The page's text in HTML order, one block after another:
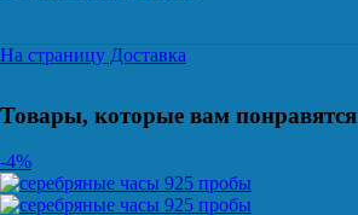
На страницу Доставка
Товары, которые вам понравятся
-4%